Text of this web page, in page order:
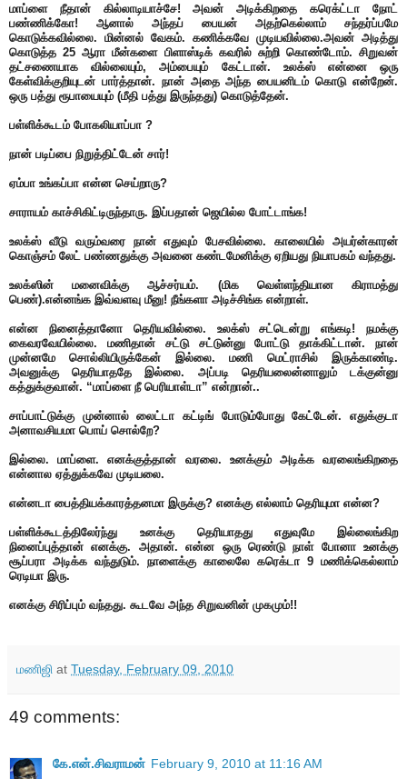
மாப்ளை நீதான் கில்லாடியாச்சே! அவன் அடிக்கிறதை கரெக்ட்டா நோட்
பண்ணிக்கோ! ஆனால் அந்தப் பையன் அதற்கெல்லாம் சந்தர்ப்பமே
கொடுக்கவில்லை. மின்னல் வேகம். கணிக்கவே முடியவில்லை.அவன் அடித்து
கொடுத்த 25 ஆரா மீன்களை பிளாஸ்டிக் கவரில் சுற்றி கொண்டோம். சிறுவன்
தட்சணையாக வில்லையும், அம்பையும் கேட்டான். உலக்ஸ் என்னை ஒரு
கேள்விக்குறியுடன் பார்த்தான். நான் அதை அந்த பையனிடம் கொடு என்றேன்.
ஒரு பத்து ரூபாயையும் (மீதி பத்து இருந்தது) கொடுத்தேன்.
பள்ளிக்கூடம் போகலியாப்பா ?
நான் படிப்பை நிறுத்திட்டேன் சார்!
ஏம்பா உங்கப்பா என்ன செய்றாரு?
சாராயம் காச்சிகிட்டிருந்தாரு. இப்பதான் ஜெயில்ல போட்டாங்க!
உலக்ஸ் வீடு வரும்வரை நான் எதுவும் பேசவில்லை. காலையில் அயர்ன்காரன்
கொஞ்சம் லேட் பண்ணதுக்கு அவனை கண்டமேனிக்கு ஏறியது நியாபகம் வந்தது.
உலக்ஸின் மனைவிக்கு ஆச்சர்யம். (மிக வெள்ளந்தியான கிராமத்து
பெண்).என்னங்க இவ்வளவு மீனு! நீங்களா அடிச்சிங்க என்றாள்.
என்ன நினைத்தானோ தெரியவில்லை. உலக்ஸ் சட்டென்று எங்கடி! நமக்கு
கைவரவேயில்லை. மணிதான் சட்டு சட்டுன்னு போட்டு தாக்கிட்டான். நான்
முன்னமே சொல்லியிருக்கேன் இல்லை. மணி மெட்ராசில் இருக்காண்டி.
அவனுக்கு தெரியாததே இல்லை. அப்படி தெரியலைன்னாலும் டக்குன்னு
கத்துக்குவான். “மாப்ளை நீ பெரியாள்டா” என்றான்..
சாப்பாட்டுக்கு முன்னால் லைட்டா கட்டிங் போடும்போது கேட்டேன். எதுக்குடா
அனாவசியமா பொய் சொல்றே?
இல்லை. மாப்ளை. எனக்குத்தான் வரலை. உனக்கும் அடிக்க வரலைங்கிறதை
என்னால ஏத்துக்கவே முடியலை.
என்னடா பைத்தியக்காரத்தனமா இருக்கு? எனக்கு எல்லாம் தெரியுமா என்ன?
பள்ளிக்கூடத்திலேர்ந்து உனக்கு தெரியாதது எதுவுமே இல்லைங்கிற
நினைப்புத்தான் எனக்கு. அதான். என்ன ஒரு ரெண்டு நாள் போனா உனக்கு
சூப்பரா அடிக்க வந்துடும். நாளைக்கு காலைலே கரெக்டா 9 மணிக்கெல்லாம்
ரெடியா இரு.
எனக்கு சிரிப்பும் வந்தது. கூடவே அந்த சிறுவனின் முகமும்!!
மணிஜி at Tuesday, February 09, 2010
49 comments:
கே.என்.சிவராமன் February 9, 2010 at 11:16 AM